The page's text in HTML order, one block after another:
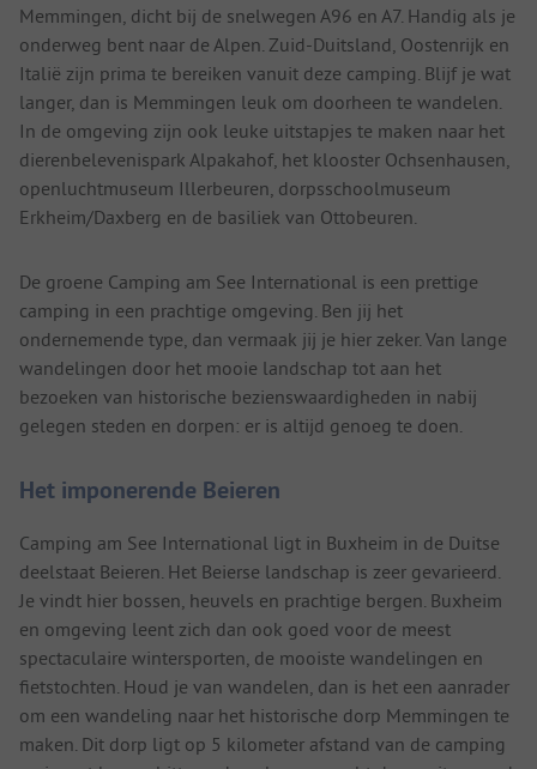
Memmingen, dicht bij de snelwegen A96 en A7. Handig als je
onderweg bent naar de Alpen. Zuid-Duitsland, Oostenrijk en
Italië zijn prima te bereiken vanuit deze camping. Blijf je wat
langer, dan is Memmingen leuk om doorheen te wandelen.
In de omgeving zijn ook leuke uitstapjes te maken naar het
dierenbelevenispark Alpakahof, het klooster Ochsenhausen,
openluchtmuseum Illerbeuren, dorpsschoolmuseum
Erkheim/Daxberg en de basiliek van Ottobeuren.
De groene Camping am See International is een prettige
camping in een prachtige omgeving. Ben jij het
ondernemende type, dan vermaak jij je hier zeker. Van lange
wandelingen door het mooie landschap tot aan het
bezoeken van historische bezienswaardigheden in nabij
gelegen steden en dorpen: er is altijd genoeg te doen.
Het imponerende Beieren
Camping am See International ligt in Buxheim in de Duitse
deelstaat Beieren. Het Beierse landschap is zeer gevarieerd.
Je vindt hier bossen, heuvels en prachtige bergen. Buxheim
en omgeving leent zich dan ook goed voor de meest
spectaculaire wintersporten, de mooiste wandelingen en
fietstochten. Houd je van wandelen, dan is het een aanrader
om een wandeling naar het historische dorp Memmingen te
maken. Dit dorp ligt op 5 kilometer afstand van de camping